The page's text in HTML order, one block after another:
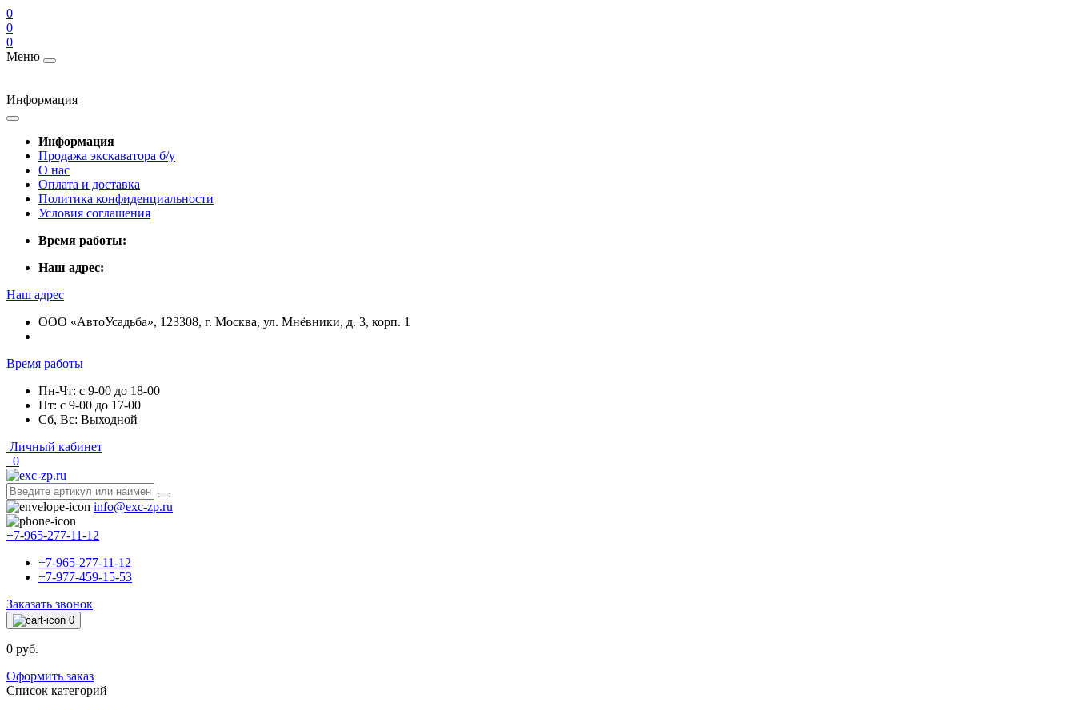
0
0
0
Меню
Информация
Информация
Продажа экскаватора б/у
О нас
Оплата и доставка
Политика конфиденциальности
Условия соглашения
Время работы:
Наш адрес:
Наш адрес
ООО «АвтоУсадьба», 123308, г. Москва, ул. Мнёвники, д. 3, корп. 1
Время работы
Пн-Чт: с 9-00 до 18-00
Пт: с 9-00 до 17-00
Сб, Вс: Выходной
Личный кабинет
0
info@exc-zp.ru
+7-965-277-11-12
+7-965-277-11-12
+7-977-459-15-53
Заказать звонок
0
0 руб.
Оформить заказ
Список категорий